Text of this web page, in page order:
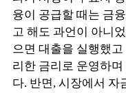
융이 공급할 때는 금
고 해도 과언이 아니
으면 대출을 실행했
리한 금리로 운영하
다. 반면, 시장에서 자